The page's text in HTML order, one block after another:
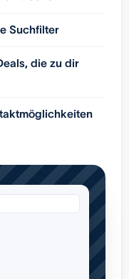
Suchfilter
die zu dir